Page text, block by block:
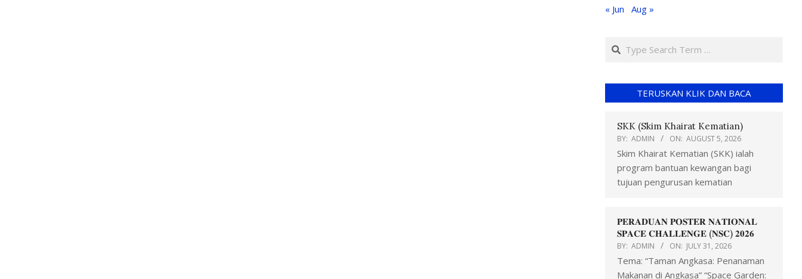
« Jun Aug »
TERUSKAN KLIK DAN BACA
SKK (Skim Khairat Kematian)
BY: ADMIN ON: AUGUST 5, 2026
Skim Khairat Kematian (SKK) ialah
program bantuan kewangan bagi
tujuan pengurusan kematian
𝐏𝐄𝐑𝐀𝐃𝐔𝐀𝐍 𝐏𝐎𝐒𝐓𝐄𝐑 𝐍𝐀𝐓𝐈𝐎𝐍𝐀𝐋
𝐒𝐏𝐀𝐂𝐄 𝐂𝐇𝐀𝐋𝐋𝐄𝐍𝐆𝐄 (𝐍𝐒𝐂) 𝟐𝟎𝟐𝟔
BY: ADMIN ON: JULY 31, 2026
Tema: “Taman Angkasa: Penanaman
Makanan di Angkasa” “Space Garden: